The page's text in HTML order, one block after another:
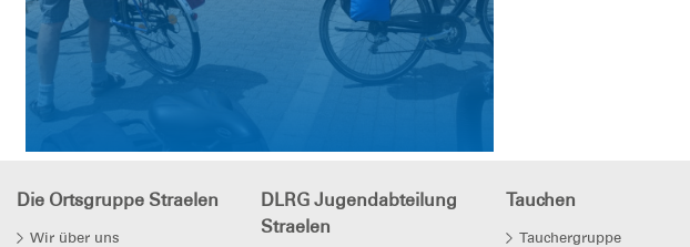
Die Ortsgruppe Straelen
Wir über uns
DLRG Jugendabteilung
Straelen
Tauchen
Tauchergruppe